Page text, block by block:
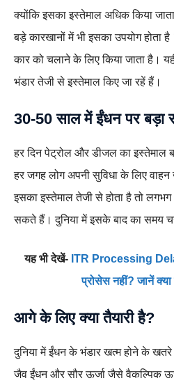
क्योंकि इसका इस्तेमाल अधिक किया
बड़े कारखानों में भी इसका उपयोग होता
कार को चलाने के लिए किया जाता है।
भंडार तेजी से इस्तेमाल किए जा रहें हैं।
30-50 साल में ईंधन पर बड़ा
हर दिन पेट्रोल और डीजल का इस्तेमाल
हर जगह लोग अपनी सुविधा के लिए
इसका इस्तेमाल तेजी से होता है तो
सकते हैं। दुनिया में इसके बाद का समय
यह भी देखें- ITR Processing
प्रोसेस नहीं? जानें
आगे के लिए क्या तैयारी है?
दुनिया में ईंधन के भंडार खत्म होने के
जैव ईंधन और सौर ऊर्जा जैसे वैकल्पिक